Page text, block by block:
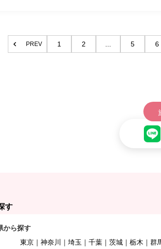
PREV 1 2 5 6
す
から探す
東京 神奈川 埼玉 千葉 茨城 栃木
群